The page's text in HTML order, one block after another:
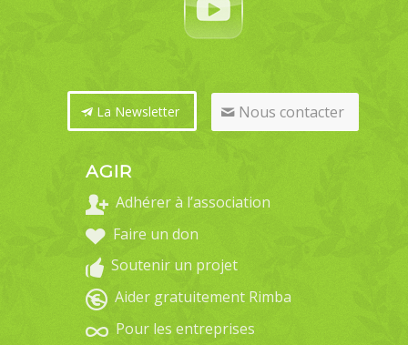
La Newsletter Nous contacter
AGIR
Adhérer à l’association
Faire un don
Soutenir un projet
Aider gratuitement Rimba
Pour les entreprises